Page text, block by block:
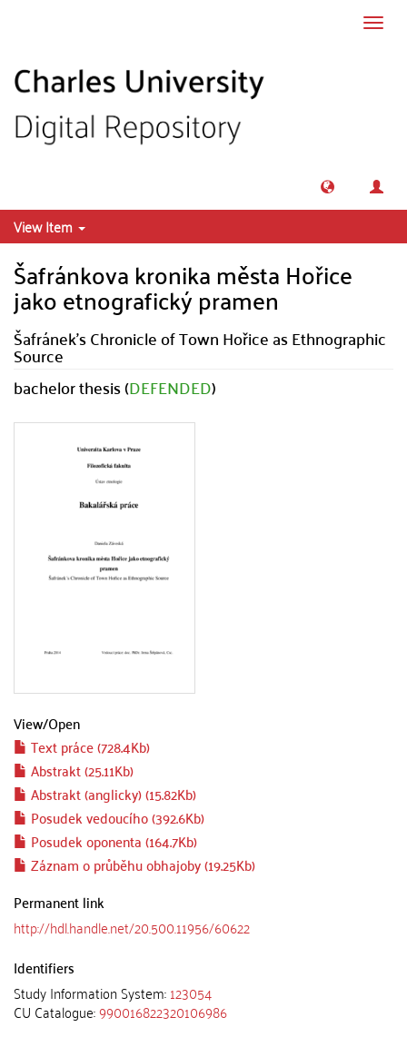
View Item
Šafránkova kronika města Hořice
jako etnografický pramen
Šafránek's Chronicle of Town Hořice as Ethnographic
Source
bachelor thesis (DEFENDED)
View/Open
Text práce (728.4Kb)
Abstrakt (25.11Kb)
Abstrakt (anglicky) (15.82Kb)
Posudek vedoucího (392.6Kb)
Posudek oponenta (164.7Kb)
Záznam o průběhu obhajoby (19.25Kb)
Permanent link
http://hdl.handle.net/20.500.11956/60622
Identifiers
Study Information System:123054
CU Catalogue:990016822320106986